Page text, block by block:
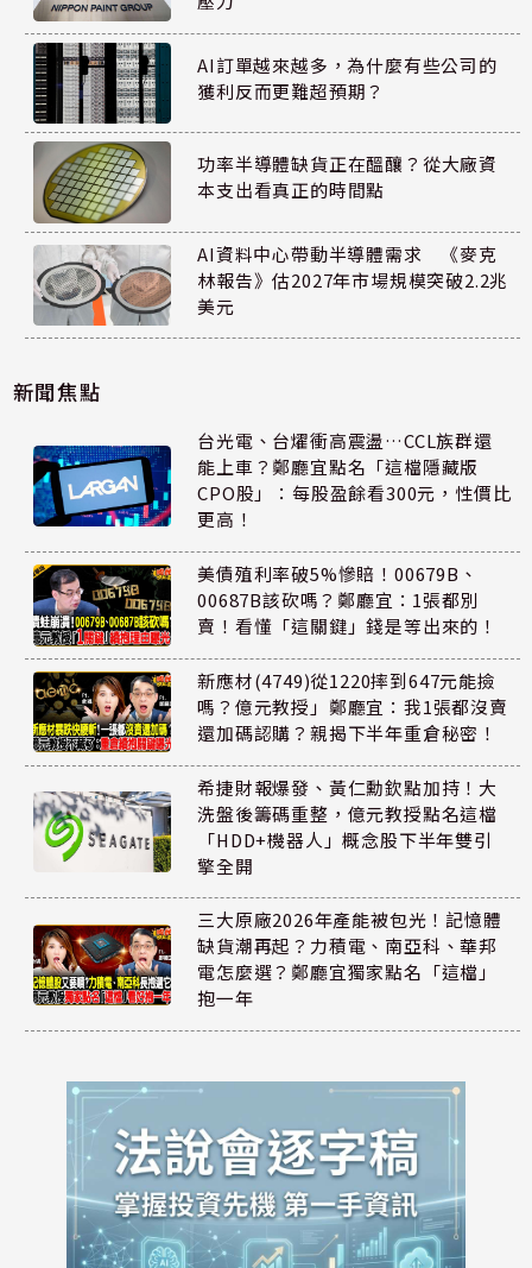
AI訂單越來越多，為什麼有些公司的
獲利反而更難超預期？
功率半導體缺貨正在醞釀？從大廠資
本支出看真正的時間點
AI資料中心帶動半導體需求 《麥克
林報告》估2027年市場規模突破2.2兆
美元
新聞焦點
台光電、台燿衝高震盪…CCL族群還
能上車？鄭廳宜點名「這檔隱藏版
CPO股」：每股盈餘看300元，性價比
更高！
美債殖利率破5%慘賠！00679B、
00687B該砍嗎？鄭廳宜：1張都別
賣！看懂「這關鍵」錢是等出來的！
新應材(4749)從1220摔到647元能撿
嗎？億元教授」鄭廳宜：我1張都沒賣
還加碼認購？親揭下半年重倉秘密！
希捷財報爆發、黃仁勳欽點加持！大
洗盤後籌碼重整，億元教授點名這檔
「HDD+機器人」概念股下半年雙引
擎全開
三大原廠2026年產能被包光！記憶體
缺貨潮再起？力積電、南亞科、華邦
電怎麼選？鄭廳宜獨家點名「這檔」
抱一年